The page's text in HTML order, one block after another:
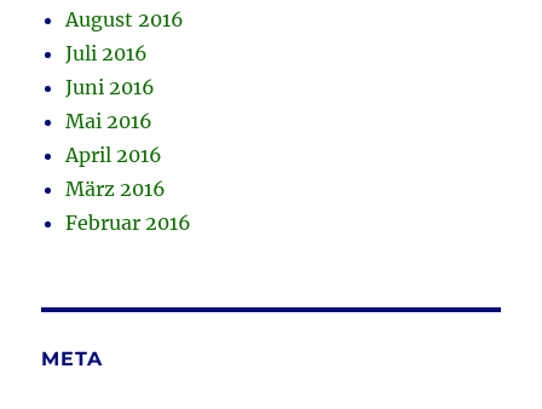
August 2016
Juli 2016
Juni 2016
Mai 2016
April 2016
März 2016
Februar 2016
META